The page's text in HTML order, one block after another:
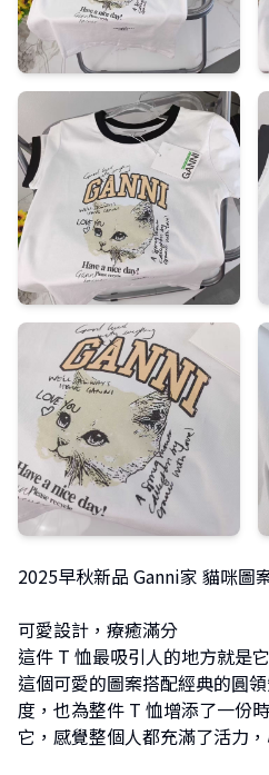
2025早秋新品 Ganni家 貓咪圖
可愛設計，療癒滿分
這件 T 恤最吸引人的地方就是
這個可愛的圖案搭配經典的圓
度，也為整件 T 恤增添了一份
它，感覺整個人都充滿了活力